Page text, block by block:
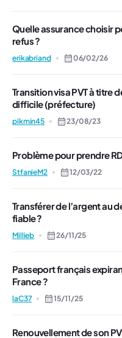
Quelle assurance choisir
refus ?
erikabriand 06/02/26
Transition visa PVT à titre
difficile (préfecture)
pikmin45 23/08/23
Problème pour prendre
StfanieM2 12/03/22
Transférer de l’argent au
fiable ?
Millieb 26/11/25
Passeport français
France ?
laC37 15/11/25
Renouvellement de son